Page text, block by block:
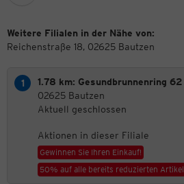
Weitere Filialen in der Nähe von:
Reichenstraße 18, 02625 Bautzen
1.78 km: Gesundbrunnenring 62
02625 Bautzen
Aktuell geschlossen
Aktionen in dieser Filiale
Gewinnen Sie Ihren Einkauf!
50% auf alle bereits reduzierten Artikel